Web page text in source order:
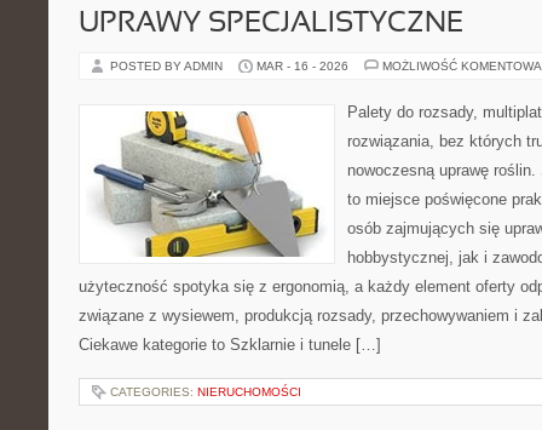
UPRAWY SPECJALISTYCZNE
POSTED BY ADMIN MAR - 16 - 2026 MOŻLIWOŚĆ
Palety do rozsady,
rozwiązania, bez których
nowoczesną uprawę
to miejsce poświęcone
osób zajmujących się
hobbystycznej, jak i
użyteczność spotyka się z ergonomią, a każdy element oferty
związane z wysiewem, produkcją rozsady, przechowywaniem i
Ciekawe kategorie to Szklarnie i tunele […]
CATEGORIES: NIERUCHOMOŚCI